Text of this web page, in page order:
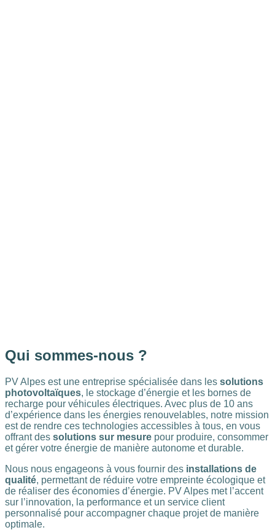
Qui sommes-nous ?
PV Alpes est une entreprise spécialisée dans les solutions
photovoltaïques, le stockage d’énergie et les bornes de
recharge pour véhicules électriques. Avec plus de 10 ans
d’expérience dans les énergies renouvelables, notre mission
est de rendre ces technologies accessibles à tous, en vous
offrant des solutions sur mesure pour produire, consommer
et gérer votre énergie de manière autonome et durable.
Nous nous engageons à vous fournir des installations de
qualité, permettant de réduire votre empreinte écologique et
de réaliser des économies d’énergie. PV Alpes met l’accent
sur l’innovation, la performance et un service client
personnalisé pour accompagner chaque projet de manière
optimale.